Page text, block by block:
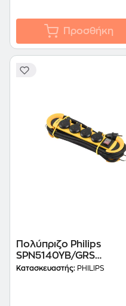
Προσθήκη
Πολύπριζο Philips
SPN5140YB/GRS
Αδιάβροχο 4 θέσεων
Κατασκευαστής: PHILIPS